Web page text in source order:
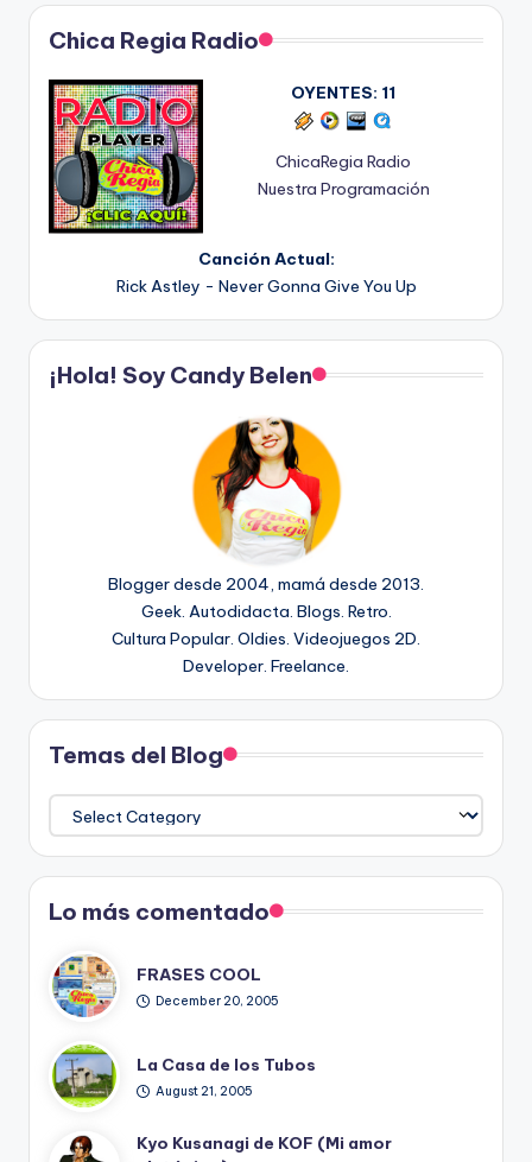
Chica Regia Radio
OYENTES: 11
ChicaRegia Radio
Nuestra Programación
Canción Actual:
Rick Astley - Never Gonna Give You Up
¡Hola! Soy Candy Belen
Blogger desde 2004, mamá desde 2013.
Geek. Autodidacta. Blogs. Retro.
Cultura Popular. Oldies. Videojuegos 2D.
Developer. Freelance.
Temas del Blog
Temas
del
Blog
Lo más comentado
FRASES COOL
December 20, 2005
La Casa de los Tubos
August 21, 2005
Kyo Kusanagi de KOF (Mi amor